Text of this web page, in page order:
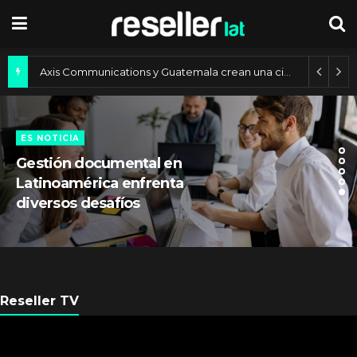
ES NOTICIA
Gestión documental en
Latinoamérica enfrenta
diversos desafíos
Reseller TV